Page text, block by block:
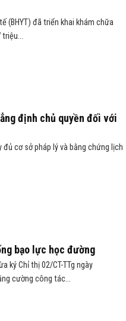
(BHYT) đã triển khai khám chữa
triệu...
định chủ quyền đối với
cơ sở pháp lý và bằng chứng lịch
bạo lực học đường
ký Chỉ thị 02/CT-TTg ngày
cường công tác...